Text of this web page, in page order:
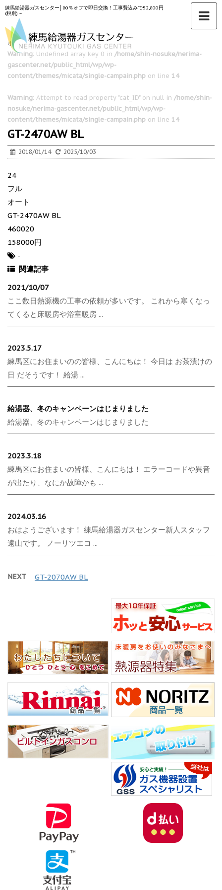
練馬給湯器ガスセンター│80％オフで即日交換！工事費込みで52,800円
(税別)～
ホーム >
Warning: Undefined array key 0 in /home/shin-nosuke/nerima-
gascenter.net/public_html/wp/wp-
content/themes/micata/single-campain.php on line 14
Warning: Attempt to read property "cat_ID" on null in /home/shin-
nosuke/nerima-gascenter.net/public_html/wp/wp-
content/themes/micata/single-campain.php on line 14
GT-2470AW BL
2018/01/14 2025/10/03
24
フル
オート
GT-2470AW BL
460020
158000円
-
関連記事
2021/10/07
ここ数日熱源機の工事の依頼が多いです。 これから寒くなっ
てくると床暖房や浴室暖房 ...
2023.5.17
練馬区にお住まいのの皆様、こんにちは！ 今日は お茶漬けの
日 だそうです！ 給湯 ...
給湯器、冬のキャンペーンはじまりました
給湯器、冬のキャンペーンはじまりました
2023.3.18
練馬区にお住まいの皆様、こんにちは！ エラーコードや異音
が出たり、なにか故障かも ...
2024.03.16
おはようございます！ 練馬給湯器ガスセンター新人スタッフ
遠山です。 ノーリツエコ ...
NEXT GT-2070AW BL